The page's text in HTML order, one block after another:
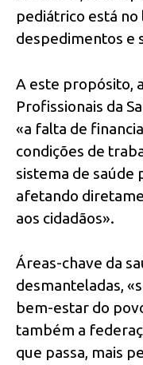
pediátrico está no
despedimentos e
A este propósito,
Profissionais da
«a falta de
condições de
sistema de saúde
afetando
aos cidadãos».
Áreas-chave da
desmanteladas,
bem-estar do
também a
que passa, mais